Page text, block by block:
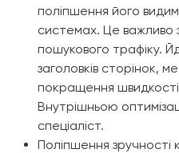
поліпшення його
системах. Це важливо
пошукового трафіку.
заголовків сторінок,
покращення
Внутрішньою
спеціаліст.
Поліпшення